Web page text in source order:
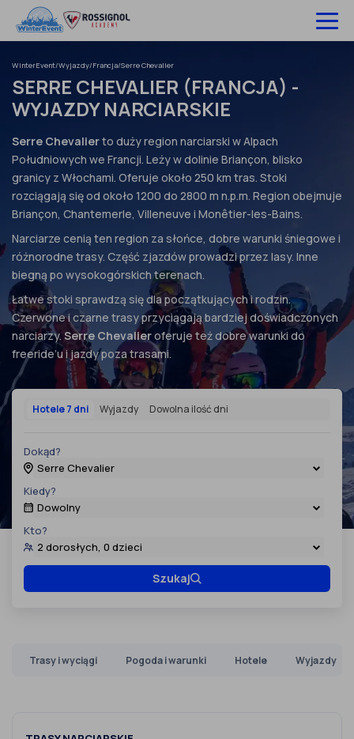
treści
Wyjazdy na narty
Hotele
Szkolenia
Ubezpieczenie
O nas
Infolinia: 52 307 66 88
Zaloguj się
WinterEvent/Wyjazdy/Francja/Serre Chevalier
SERRE CHEVALIER (FRANCJA) -
WYJAZDY NARCIARSKIE
Serre Chevalierto duży region narciarski w Alpach
Południowych we Francji. Leży w dolinie Briançon, blisko
granicy z Włochami. Oferuje około 250 km tras. Stoki
rozciągają się od około 1200 do 2800 m n.p.m. Region obejmuje
Briançon, Chantemerle, Villeneuve i Monêtier-les-Bains.
Narciarze cenią ten region za słońce, dobre warunki śniegowe i
różnorodne trasy. Część zjazdów prowadzi przez lasy. Inne
biegną po wysokogórskich terenach.
Łatwe stoki sprawdzą się dla początkujących i rodzin.
Czerwone i czarne trasy przyciągają bardziej doświadczonych
narciarzy. Serre Chevalieroferuje też dobre warunki do
freeride’u i jazdy poza trasami.
Hotele 7 dni Wyjazdy Dowolna ilość dni
Dokąd?
Serre Chevalier
Kiedy?
Dowolny
Kto?
2 dorosłych, 0 dzieci
Szukaj
Trasy i wyciągi Pogoda i warunki Hotele Wyjazdy